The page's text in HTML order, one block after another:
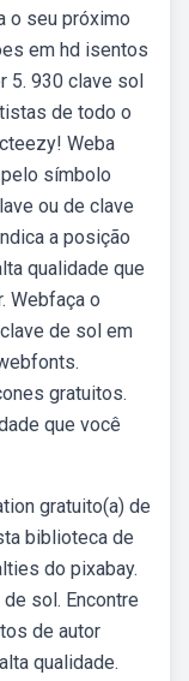
o seu próximo
em hd isentos
5. 930 clave sol
de todo o
Weba
símbolo
ou de clave
a posição
qualidade que
Webfaça o
de sol em
gratuitos.
que você
gratuito(a) de
biblioteca de
do pixabay.
sol. Encontre
de autor
qualidade.